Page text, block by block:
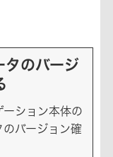
タのバージ
ション本体の
バージョン確